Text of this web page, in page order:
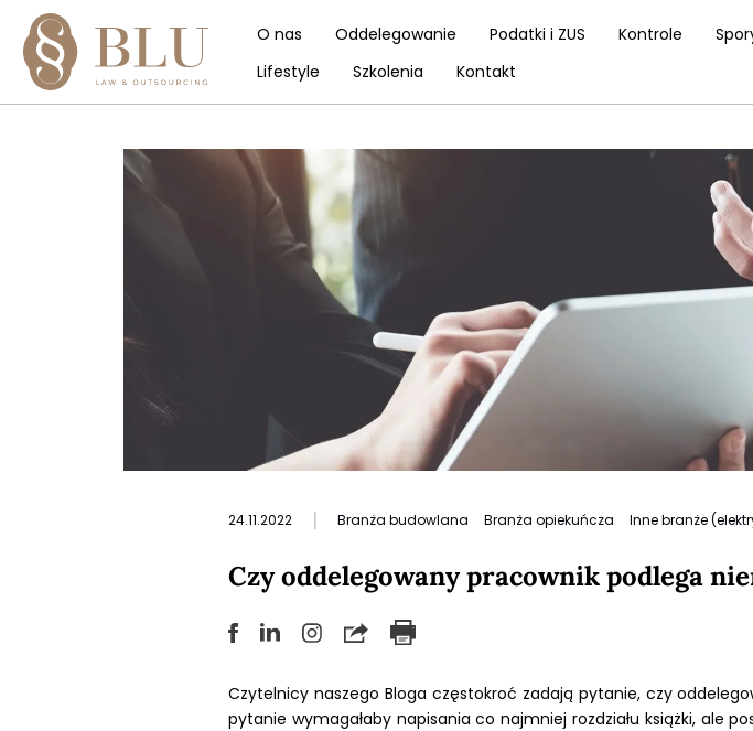
O nas Oddelegowanie Podatki i ZUS Kontrole
Lifestyle
Szkolenia Kontakt
24.11.2022 | Branża budowlana Branża opiekuńcza Inne branże
Czy oddelegowany pracownik podlega
Czytelnicy naszego Bloga częstokroć zadają pytanie, czy
pytanie wymagałaby napisania co najmniej rozdziału książki, ale